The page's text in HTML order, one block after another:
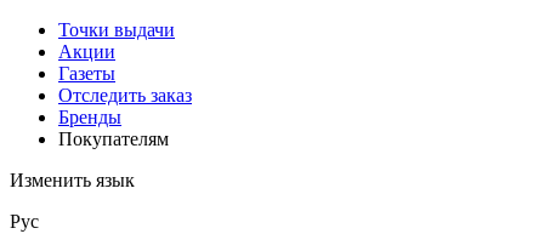
Точки выдачи
Акции
Газеты
Отследить заказ
Бренды
Покупателям
Изменить язык
Рус